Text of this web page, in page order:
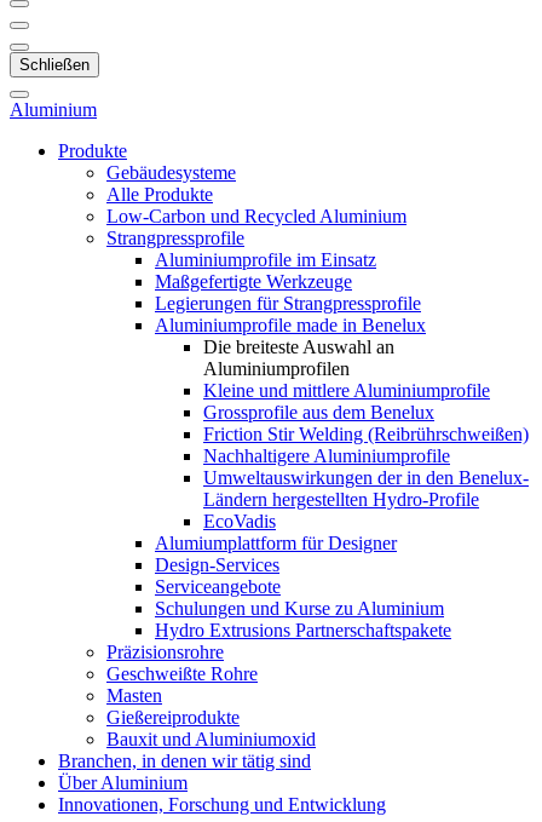
Schließen
Aluminium
Produkte
Gebäudesysteme
Alle Produkte
Low-Carbon und Recycled Aluminium
Strangpressprofile
Aluminiumprofile im Einsatz
Maßgefertigte Werkzeuge
Legierungen für Strangpressprofile
Aluminiumprofile made in Benelux
Die breiteste Auswahl an
Aluminiumprofilen
Kleine und mittlere Aluminiumprofile
Grossprofile aus dem Benelux
Friction Stir Welding (Reibrührschweißen)
Nachhaltigere Aluminiumprofile
Umweltauswirkungen der in den Benelux-
Ländern hergestellten Hydro-Profile
EcoVadis
Alumiumplattform für Designer
Design-Services
Serviceangebote
Schulungen und Kurse zu Aluminium
Hydro Extrusions Partnerschaftspakete
Präzisionsrohre
Geschweißte Rohre
Masten
Gießereiprodukte
Bauxit und Aluminiumoxid
Branchen, in denen wir tätig sind
Über Aluminium
Innovationen, Forschung und Entwicklung